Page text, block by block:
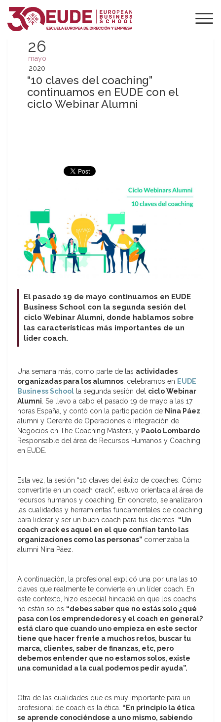
26
mayo
2020
“10 claves del coaching”
continuamos en EUDE con el
ciclo Webinar Alumni
El pasado 19 de mayo continuamos en EUDE
Business School con la segunda sesión del
ciclo Webinar Alumni, donde hablamos sobre
las características más importantes de un
líder coach.
Una semana más, como parte de las actividades
organizadas para los alumnos , celebramos en EUDE
Business School la segunda sesión del ciclo Webinar
Alumni . Se llevo a cabo el pasado 19 de mayo a las 17
horas España, y contó con la participación de Nina Páez
alumni y Gerente de Operaciones e Integración de
Negocios en The Coaching Másters, y Paolo Lombardo
Responsable del área de Recursos Humanos y Coaching
en EUDE.
Esta vez, la sesión “10 claves del éxito de coaches: Cómo
convertirte en un coach crack”, estuvo orientada al área de
recursos humanos y coaching. En concreto, se analizaron
las cualidades y herramientas fundamentales de coaching
para liderar y ser un buen coach para tus clientes. “Un
coach crack es aquel en el que confían tanto las
organizaciones como las personas” comenzaba la
alumni Nina Páez.
A continuación, la profesional explicó una por una las 10
claves que realmente te convierte en un líder coach. En
este contexto, hizo especial hincapié en que los coachs
no están solos “debes saber que no estás solo ¿qué
pasa con los emprendedores y el coach en general?
está claro que cuando uno empieza en este sector
tiene que hacer frente a muchos retos, buscar tu
marca, clientes, saber de finanzas, etc, pero
debemos entender que no estamos solos, existe
una comunidad a la cual podemos pedir ayuda”.
Otra de las cualidades que es muy importante para un
profesional de coach es la ética. “En principio la ética
se aprende conociéndose a uno mismo, sabiendo